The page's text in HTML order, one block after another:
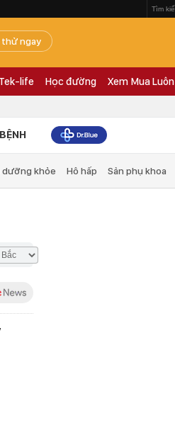
thử ngay
Tek-life Học đường Xem Mua Luôn
dưỡng khỏe Hô hấp Sản phụ khoa